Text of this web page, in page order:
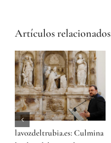
Artículos relacionados
lavozdeltrubia.es: Culmina